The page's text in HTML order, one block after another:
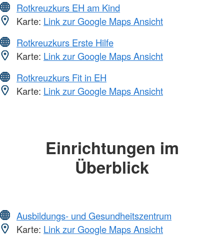
Rotkreuzkurs EH am Kind
Karte: Link zur Google Maps Ansicht
Rotkreuzkurs Erste Hilfe
Karte: Link zur Google Maps Ansicht
Rotkreuzkurs Fit in EH
Karte: Link zur Google Maps Ansicht
Einrichtungen im
Überblick
Ausbildungs- und Gesundheitszentrum
Karte: Link zur Google Maps Ansicht